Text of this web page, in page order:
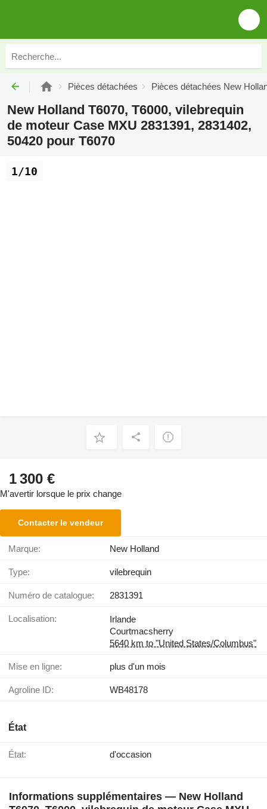
Pièces détachées Pièces détachées New
New Holland T6070, T6000, vilebrequin
de moteur Case MXU 2831391, 2831402,
50420 pour T6070
1/10
1 300 €
M'avertir lorsque le prix change
Contacter le vendeur
Marque: New Holland
Type: vilebrequin
Numéro de catalogue: 2831391
Localisation:
Irlande
Courtmacsherry
5640 km to "United States/Columbus"
Mise en ligne: plus d'un mois
Agroline ID: WB48178
État
État: d'occasion
Informations supplémentaires — New Holland